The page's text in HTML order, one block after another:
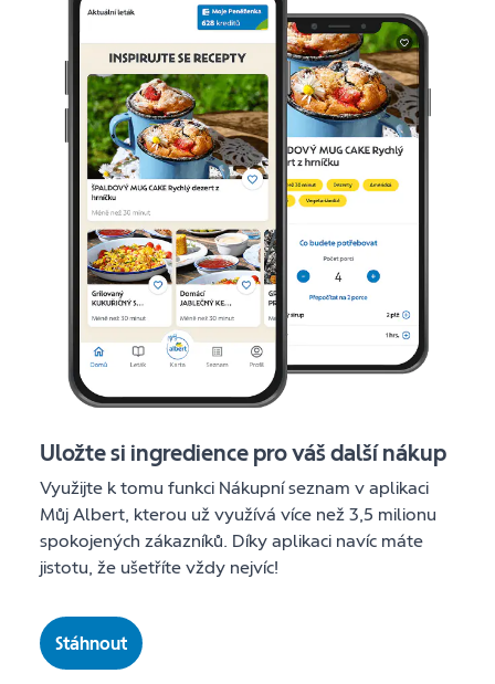
Uložte si ingredience pro váš další nákup
Využijte k tomu funkci Nákupní seznam v aplikaci
Můj Albert, kterou už využívá více než 3,5 milionu
spokojených zákazníků. Díky aplikaci navíc máte
jistotu, že ušetříte vždy nejvíc!
Stáhnout